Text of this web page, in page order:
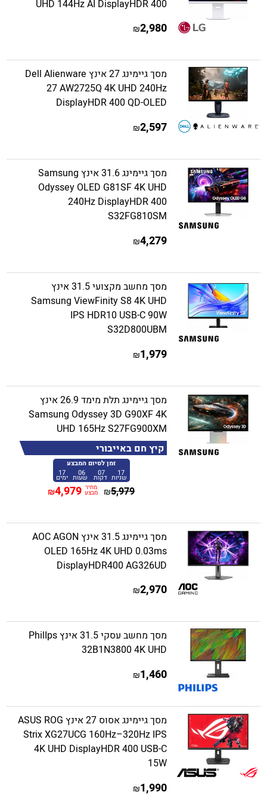
UHD 144Hz AI DisplayHDR 400
2,980
₪
מסך גיימינג 27 אינץ Dell Alienware
27 AW2725Q 4K UHD 240Hz
DisplayHDR 400 QD-OLED
2,597
₪
מסך גיימינג 31.6 אינץ Samsung
Odyssey OLED G81SF 4K UHD
240Hz DisplayHDR 400
S32FG810SM
4,279
₪
מסך מחשב מקצועי 31.5 אינץ
Samsung ViewFinity S8 4K UHD
IPS HDR10 USB-C 90W
S32D800UBM
1,979
₪
מסך גיימינג תלת מימד 26.9 אינץ
Samsung Odyssey 3D G90XF 4K
UHD 165Hz S27FG900XM
קיץ חם באייבורי
זמן לסיום המבצע
16
שניות 07
דקות 06
שעות 17
ימים
5,979
₪ מחיר
מבצע 4,979
₪
מסך גיימינג 31.5 אינץ AOC AGON
OLED 165Hz 4K UHD 0.03ms
DisplayHDR400 AG326UD
2,970
₪
מסך מחשב עסקי 31.5 אינץ PhilIps
32B1N3800 4K UHD
1,460
₪
מסך גיימינג אסוס 27 אינץ ASUS ROG
Strix XG27UCG 160Hz–320Hz IPS
4K UHD DisplayHDR 400 USB-C
15W
1,990
₪